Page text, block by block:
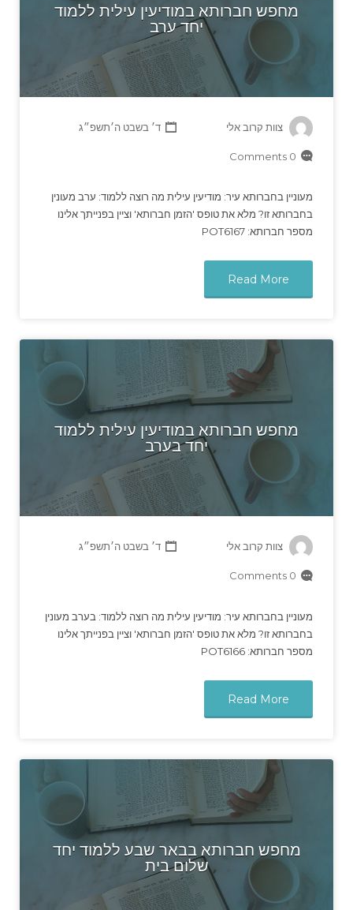
מחפש חברותא במודיעין עילית ללמוד
יחד ערב
צוות קרוב אלי ד׳ בשבט ה׳תשפ״ג
0 Comments
מעוניין בחברותא עיר: מודיעין עילית מה רוצה ללמוד: ערב מעונין
בחברותא זו? מלא את טופס 'הזמן חברותא' וציין בפנייתך אלינו
מספר חברותא: POT6167
Read More
מחפש חברותא במודיעין עילית ללמוד
יחד בערב
צוות קרוב אלי ד׳ בשבט ה׳תשפ״ג
0 Comments
מעוניין בחברותא עיר: מודיעין עילית מה רוצה ללמוד: בערב מעונין
בחברותא זו? מלא את טופס 'הזמן חברותא' וציין בפנייתך אלינו
מספר חברותא: POT6166
Read More
מחפש חברותא בבאר שבע ללמוד יחד
שלום בית